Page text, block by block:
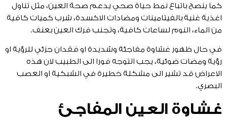
كما ينصح باتباع نمط حياة صحي يدعم صحة العين، مثل تناول
اغذية غنية بالفيتامينات ومضادات الاكسدة، شرب كميات كافية
من الماء، النوم لساعات كافية، وتجنب فرك العين بعنف.
في حال ظهور غشاوة مفاجئة وشديدة او فقدان جزئي للرؤية او
رؤية ومضات ضوئية، يجب التوجه فورا الى الطبيب لان هذه
الاعراض قد تشير الى مشكلة خطيرة في الشبكية او العصب
البصري.
غشاوة العين المفاجئ